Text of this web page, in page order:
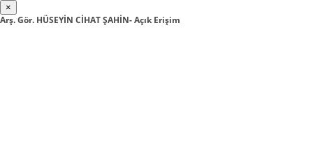
×
Arş. Gör. HÜSEYİN CİHAT ŞAHİN- Açık Erişim